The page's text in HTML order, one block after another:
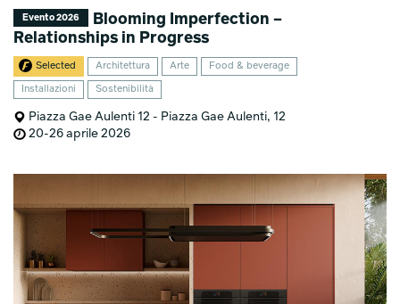
Evento 2026
Blooming Imperfection –
Relationships in Progress
Selected Architettura Arte Food & beverage
Installazioni Sostenibilità
Piazza Gae Aulenti 12 - Piazza Gae Aulenti, 12
20-26 aprile 2026